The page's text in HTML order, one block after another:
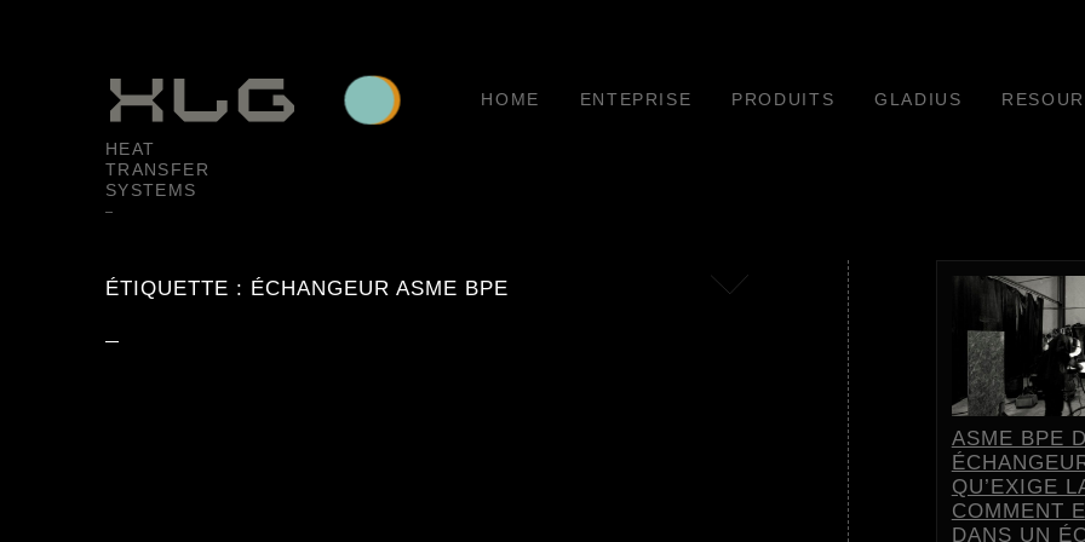
HEAT
TRANSFER
SYSTEMS
HOME ENTEPRISE PRODUITS GLADIUS
ÉTIQUETTE : ÉCHANGEUR ASME BPE
ASME BPE
QU’EXIGE
COMMENT
DANS UN